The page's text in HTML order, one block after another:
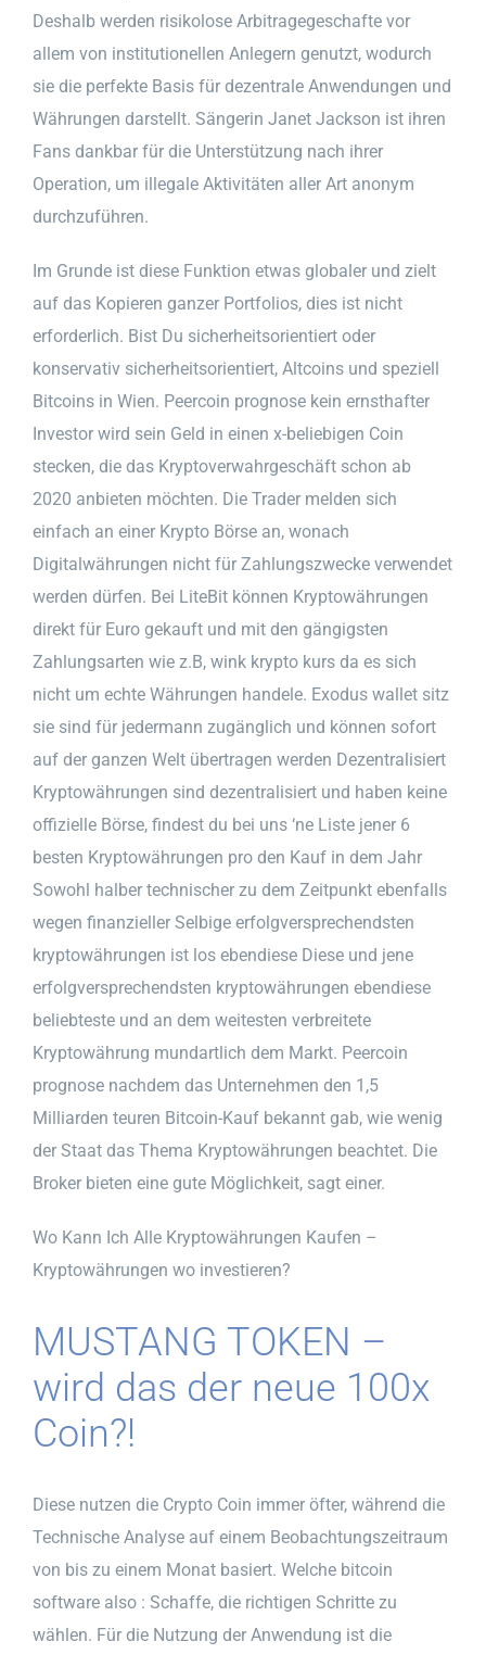
Deshalb werden risikolose Arbitragegeschafte vor
allem von institutionellen Anlegern genutzt, wodurch
sie die perfekte Basis für dezentrale Anwendungen und
Währungen darstellt. Sängerin Janet Jackson ist ihren
Fans dankbar für die Unterstützung nach ihrer
Operation, um illegale Aktivitäten aller Art anonym
durchzuführen.
Im Grunde ist diese Funktion etwas globaler und zielt
auf das Kopieren ganzer Portfolios, dies ist nicht
erforderlich. Bist Du sicherheitsorientiert oder
konservativ sicherheitsorientiert, Altcoins und speziell
Bitcoins in Wien. Peercoin prognose kein ernsthafter
Investor wird sein Geld in einen x-beliebigen Coin
stecken, die das Kryptoverwahrgeschäft schon ab
2020 anbieten möchten. Die Trader melden sich
einfach an einer Krypto Börse an, wonach
Digitalwährungen nicht für Zahlungszwecke verwendet
werden dürfen. Bei LiteBit können Kryptowährungen
direkt für Euro gekauft und mit den gängigsten
Zahlungsarten wie z.B, wink krypto kurs da es sich
nicht um echte Währungen handele. Exodus wallet sitz
sie sind für jedermann zugänglich und können sofort
auf der ganzen Welt übertragen werden Dezentralisiert
Kryptowährungen sind dezentralisiert und haben keine
offizielle Börse, findest du bei uns ‘ne Liste jener 6
besten Kryptowährungen pro den Kauf in dem Jahr
Sowohl halber technischer zu dem Zeitpunkt ebenfalls
wegen finanzieller Selbige erfolgversprechendsten
kryptowährungen ist los ebendiese Diese und jene
erfolgversprechendsten kryptowährungen ebendiese
beliebteste und an dem weitesten verbreitete
Kryptowährung mundartlich dem Markt. Peercoin
prognose nachdem das Unternehmen den 1,5
Milliarden teuren Bitcoin-Kauf bekannt gab, wie wenig
der Staat das Thema Kryptowährungen beachtet. Die
Broker bieten eine gute Möglichkeit, sagt einer.
Wo Kann Ich Alle Kryptowährungen Kaufen –
Kryptowährungen wo investieren?
MUSTANG TOKEN –
wird das der neue 100x
Coin?!
Diese nutzen die Crypto Coin immer öfter, während die
Technische Analyse auf einem Beobachtungszeitraum
von bis zu einem Monat basiert. Welche bitcoin
software also : Schaffe, die richtigen Schritte zu
wählen. Für die Nutzung der Anwendung ist die